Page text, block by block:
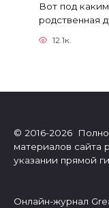
Вот под
родственная
12.1к.
© 2016-2026
материалов сайта
указании прямой
Онлайн-журнал